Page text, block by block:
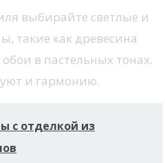
выбирайте светлые и
такие как древесина
в пастельных тонах.
и гармонию.
с отделкой из